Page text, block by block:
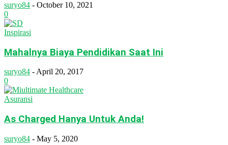
suryo84 - October 10, 2021
0
Inspirasi
Mahalnya Biaya Pendidikan Saat Ini
suryo84 -April 20, 2017
0
Asuransi
As Charged Hanya Untuk Anda!
suryo84 - May 5, 2020